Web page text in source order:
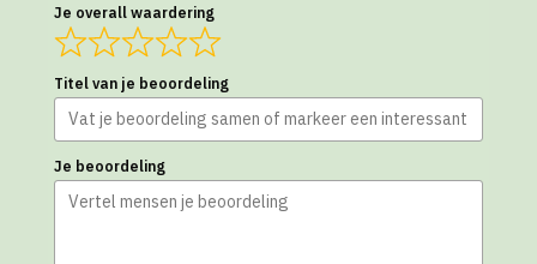
Je overall waardering
Titel van je beoordeling
Je beoordeling